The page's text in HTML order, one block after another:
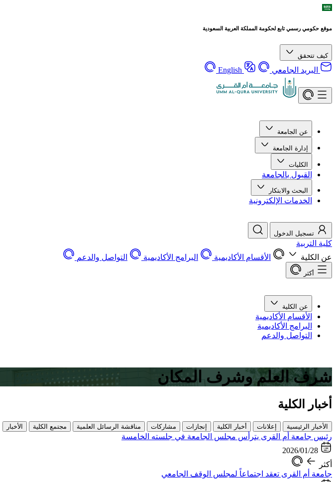
موقع حكومي رسمي تابع لحكومة المملكة العربية السعودية
كيف تتحقق
البريد الجامعي English
عن الجامعة
إدارة الجامعة
الكليات
القبول بالجامعة
البحث والابتكار
الخدمات الإلكترونية
تسجيل الدخول
كلية التربية
عن الكلية
الأقسام الأكاديمية البرامج الأكاديمية التواصل والدعم
أكثر
عن الكلية
الأقسام الأكاديمية
البرامج الأكاديمية
التواصل والدعم
شرف العلم وشرف المكان
أخبار الكلية
الأخبار الرئيسية إعلانات أخبار الكلية إنجازات مشاركات مناقشة الرسائل العلمية مجتمع الكلية الأخبار
رئيس جامعة أم القرى يترأس مجلس الجامعة في جلسته الخامسة
2026/01/28
أكثر
جامعة أم القرى تعقد اجتماعاً لمجلس الوقف الجامعي